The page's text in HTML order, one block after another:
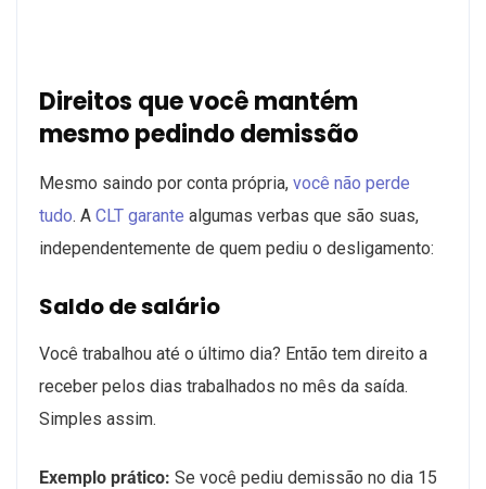
Direitos que você mantém
mesmo pedindo demissão
Mesmo saindo por conta própria, você não perde
tudo. A CLT garante algumas verbas que são suas,
independentemente de quem pediu o desligamento:
Saldo de salário
Você trabalhou até o último dia? Então tem direito a
receber pelos dias trabalhados no mês da saída.
Simples assim.
Exemplo prático: Se você pediu demissão no dia 15